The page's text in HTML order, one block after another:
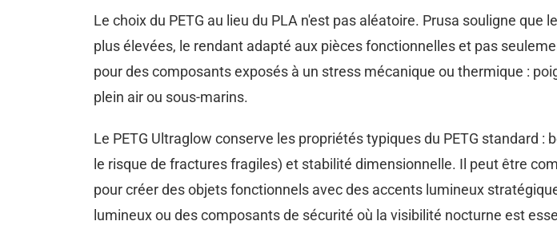
Le choix du PETG au lieu du PLA n'est pas aléatoire. Prusa souligne que
plus élevées, le rendant adapté aux pièces fonctionnelles et pas
pour des composants exposés à un stress mécanique ou thermique :
plein air ou sous-marins.
Le PETG Ultraglow conserve les propriétés typiques du PETG standard
le risque de fractures fragiles) et stabilité dimensionnelle. Il peut être
pour créer des objets fonctionnels avec des accents lumineux
lumineux ou des composants de sécurité où la visibilité nocturne est